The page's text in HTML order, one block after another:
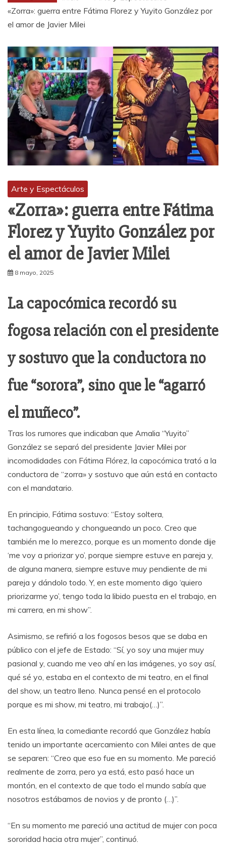
«Zorra»: guerra entre Fátima Florez y Yuyito González por
el amor de Javier Milei
Arte y Espectáculos
«Zorra»: guerra entre Fátima
Florez y Yuyito González por
el amor de Javier Milei
8 mayo, 2025
La capocómica recordó su
fogosa relación con el presidente
y sostuvo que la conductora no
fue “sorora”, sino que le “agarró
el muñeco”.
Tras los rumores que indicaban que Amalia “Yuyito”
González se separó del presidente Javier Milei por
incomodidades con Fátima Flórez, la capocómica trató a la
conductora de “zorra» y sostuvo que aún está en contacto
con el mandatario.
En principio, Fátima sostuvo: “Estoy soltera,
tachangogueando y chongueando un poco. Creo que
también me lo merezco, porque es un momento donde dije
‘me voy a priorizar yo’, porque siempre estuve en pareja y,
de alguna manera, siempre estuve muy pendiente de mi
pareja y dándolo todo. Y, en este momento digo ‘quiero
priorizarme yo’, tengo toda la libido puesta en el trabajo, en
mi carrera, en mi show”.
Asimismo, se refirió a los fogosos besos que se daba en
público con el jefe de Estado: “Sí, yo soy una mujer muy
pasional y, cuando me veo ahí en las imágenes, yo soy así,
qué sé yo, estaba en el contexto de mi teatro, en el final
del show, un teatro lleno. Nunca pensé en el protocolo
porque es mi show, mi teatro, mi trabajo(…)”.
En esta línea, la comediante recordó que González había
tenido un importante acercamiento con Milei antes de que
se separen: “Creo que eso fue en su momento. Me pareció
realmente de zorra, pero ya está, esto pasó hace un
montón, en el contexto de que todo el mundo sabía que
nosotros estábamos de novios y de pronto (…)”.
“En su momento me pareció una actitud de mujer con poca
sororidad hacia otra mujer”, continuó.